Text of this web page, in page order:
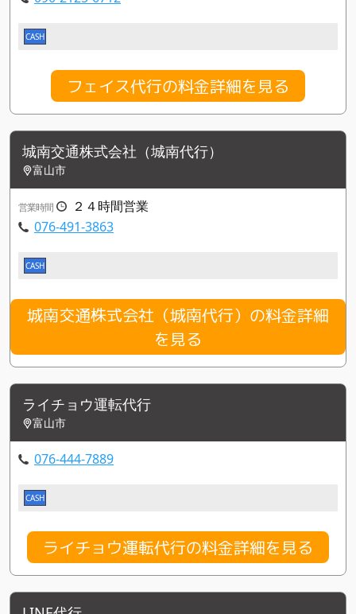
CASH
フェイス代行の料金詳細を見る
城南交通株式会社（城南代行）
富山市
営業時間
２４時間営業
076-491-3863
CASH
城南交通株式会社（城南代行）の料金詳細
を見る
ライチョウ運転代行
富山市
076-444-7889
CASH
ライチョウ運転代行の料金詳細を見る